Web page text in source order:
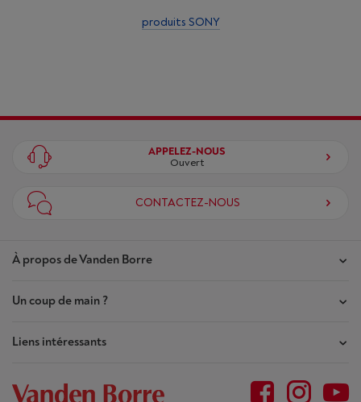
produits SONY
À propos de Vanden Borre
Nos magasins
Contrat de Confiance
Plan du site
Un coup de main ?
Mes commandes
Liens intéressants
Outlet
APPELEZ-NOUS
Ouvert
CONTACTEZ-NOUS